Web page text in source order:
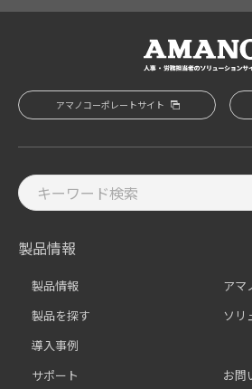
アマノコーポレートサイト
製品情報
製品情報
アマ
製品を探す
ソリ
導入事例
サポート
お問